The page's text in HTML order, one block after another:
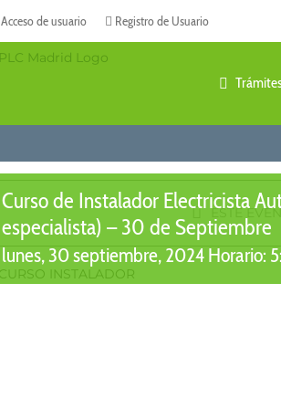
Acceso de usuario Registro de Usuario
ESTE
Curso de Instalador Electricista
especialista) – 30 de Septiembre
lunes, 30 septiembre, 2024 Horario: